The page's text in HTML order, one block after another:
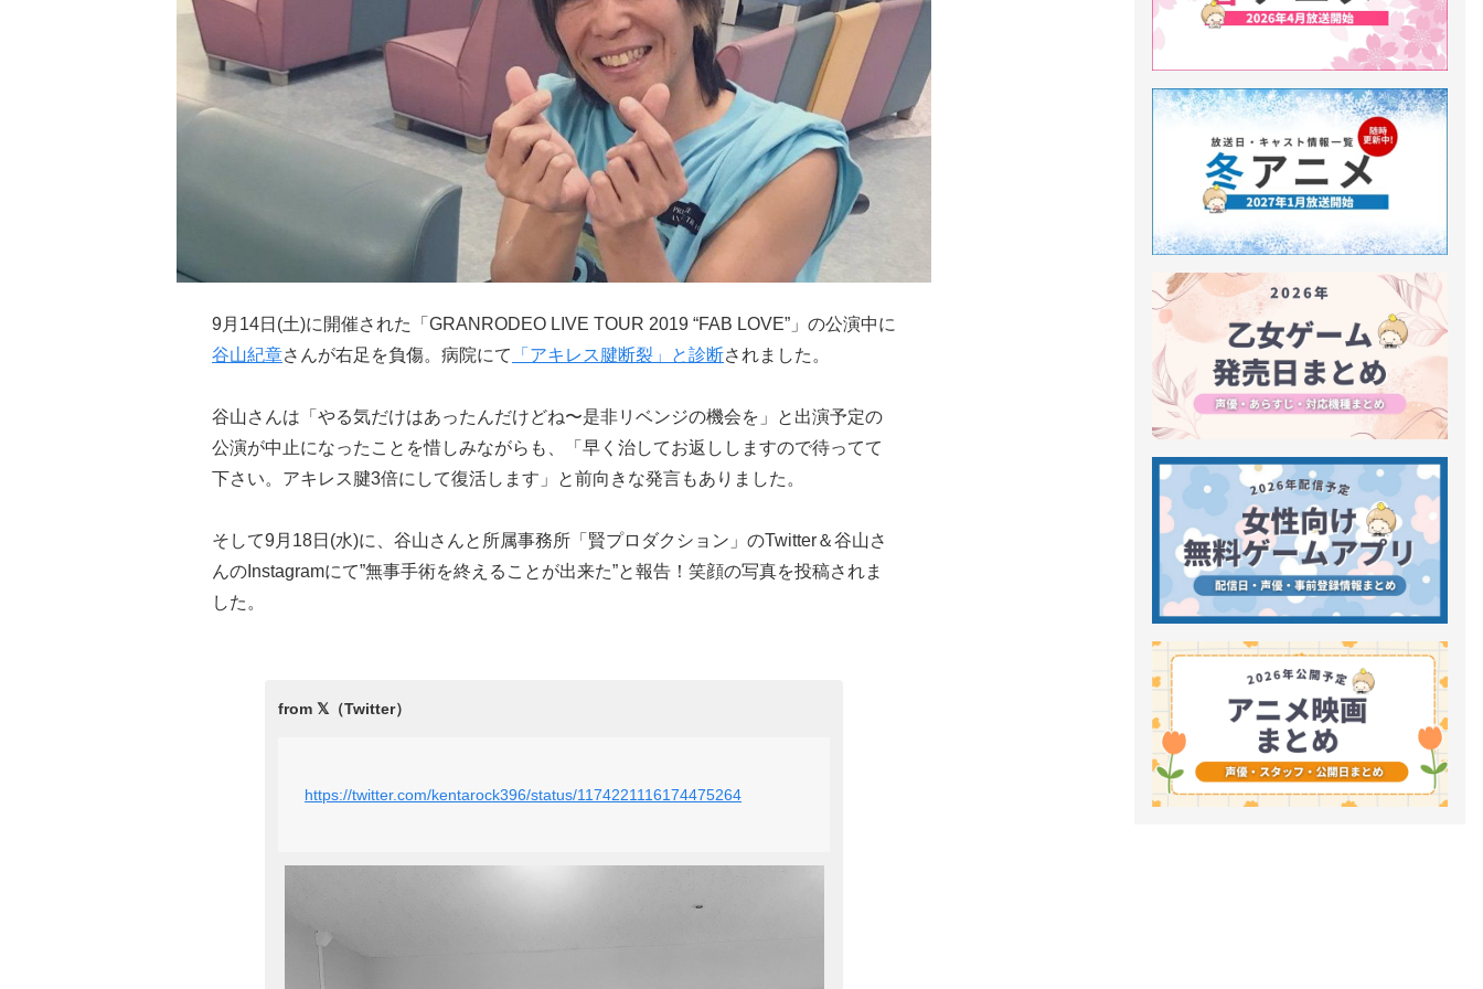
9月14日(土)に開催された「GRANRODEO LIVE TOUR 2019 “FAB LOVE”」の公演中に
谷山紀章さんが右足を負傷。病院にて 「アキレス腱断裂」と診断されました。
谷山さんは「やる気だけはあったんだけどね〜是非リベンジの機会を」と出演予定の
公演が中止になったことを惜しみながらも、「早く治してお返ししますので待ってて
下さい。アキレス腱3倍にして復活します 」と前向きな発言もありました。
そして9月18日(水)に、谷山さんと所属事務所「賢プロダクション」のTwitter＆谷山さ
んのInstagramにて”無事手術を終えることが出来た”と報告！笑顔の写真を投稿されま
した。
https://twitter.com/kentarock396/status/1174221116174475264